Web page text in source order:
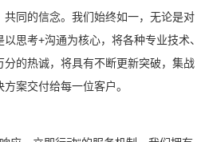
同的信念。我们始终如一，无论是对
思考+沟通为核心，将各种专业技术、
的热诚，将具有不断更新突破，集战
案交付给每一位客户。